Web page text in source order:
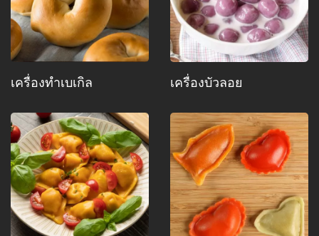
เครื่องทำเบเกิล เครื่องบัวลอย